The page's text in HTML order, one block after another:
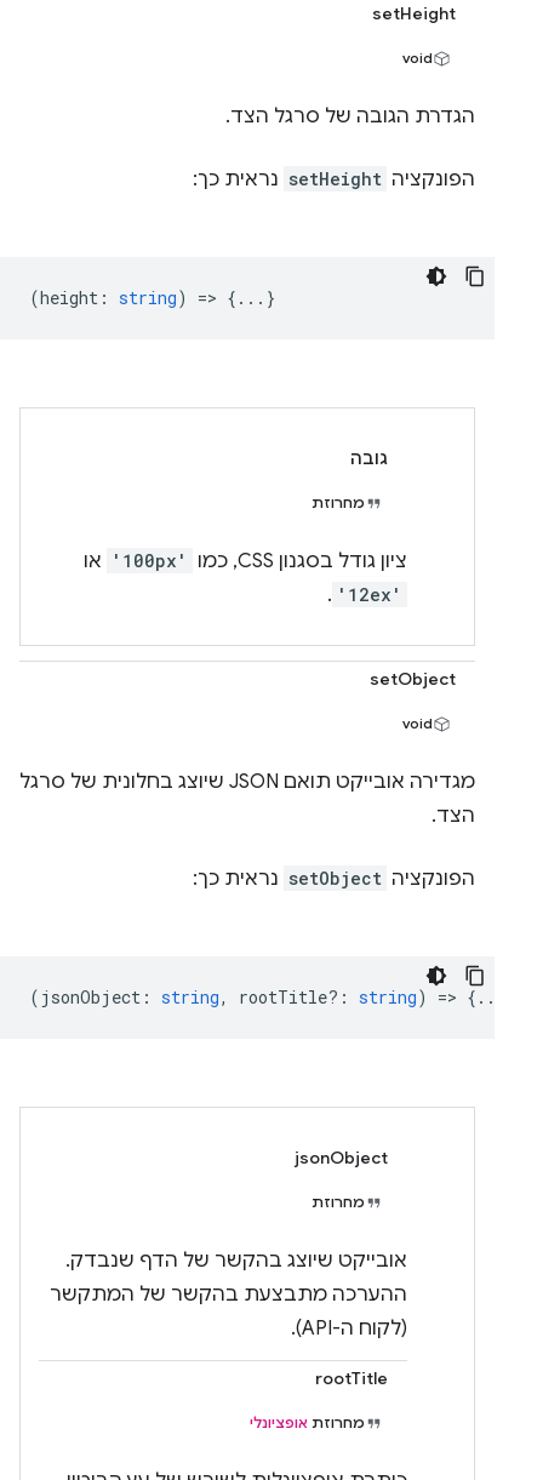
setHeight
void
הגדרת הגובה של סרגל הצד.
הפונקציה setHeight נראית כך:
(height : string) => {...}
גובה
מחרוזת
ציון גודל בסגנון CSS, כמו '100px' או
'12ex'
.
setObject
void
מגדירה אובייקט תואם JSON שיוצג בחלונית של סרגל
הצד.
הפונקציה setObject נראית כך:
( jsonObject : string, rootTitle? : string) => {...}
jsonObject
מחרוזת
אובייקט שיוצג בהקשר של הדף שנבדק.
ההערכה מתבצעת בהקשר של המתקשר
(לקוח ה-API).
rootTitle
מחרוזת אופציונלי